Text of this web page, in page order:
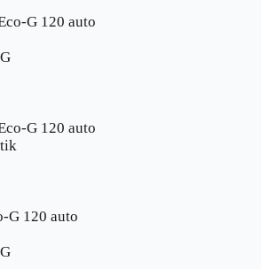
G 120 auto
G 120 auto
G 120 auto